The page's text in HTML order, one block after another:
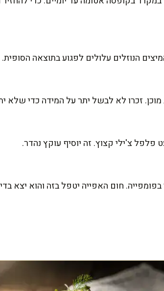
הנוזלים עלולים לפגוע בתוצאה הסופית.
זכרו לא לבשל יתר על המידה כדי שלא
חום האפייה יטפל בזה והוא יצא